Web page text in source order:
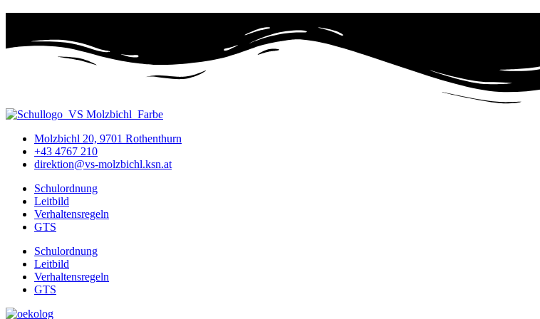
Molzbichl 20, 9701 Rothenthurn
+43 4767 210
direktion@vs-molzbichl.ksn.at
Schulordnung
Leitbild
Verhaltensregeln
GTS
Schulordnung
Leitbild
Verhaltensregeln
GTS